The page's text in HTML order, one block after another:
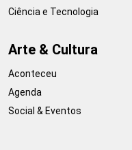
Ciência e Tecnologia
Arte & Cultura
Aconteceu
Agenda
Social & Eventos